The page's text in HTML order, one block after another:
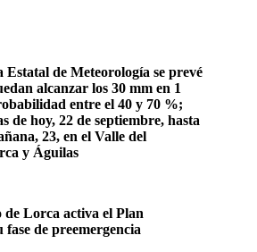
Estatal de Meteorología se prevé
alcanzar los 30 mm en 1
entre el 40 y 70 %;
de hoy, 22 de septiembre, hasta
23, en el Valle del
y Águilas
Lorca activa el Plan
de preemergencia